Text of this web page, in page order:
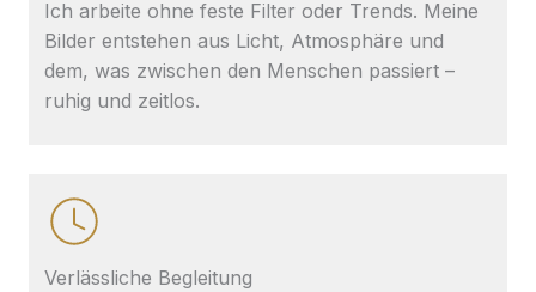
Ich arbeite ohne feste Filter oder Trends. Meine
Bilder entstehen aus Licht, Atmosphäre und
dem, was zwischen den Menschen passiert –
ruhig und zeitlos.
Verlässliche Begleitung